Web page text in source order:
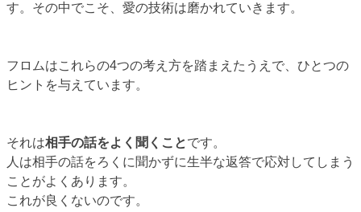
す。その中でこそ、愛の技術は磨かれていきます。
フロムはこれらの4つの考え方を踏まえたうえで、ひとつの
ヒントを与えています。
それは相手の話をよく聞くことです。
人は相手の話をろくに聞かずに生半な返答で応対してしまう
ことがよくあります。
これが良くないのです。